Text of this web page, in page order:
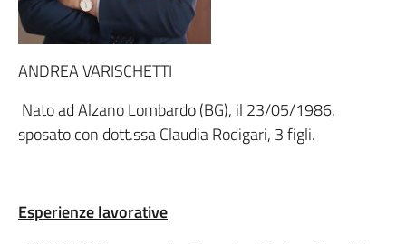
ANDREA VARISCHETTI
Nato ad Alzano Lombardo (BG), il 23/05/1986,
sposato con dott.ssa Claudia Rodigari, 3 figli.
Esperienze lavorative